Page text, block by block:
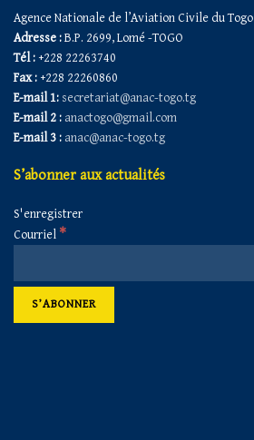
Agence Nationale de l’Aviation Civile du Togo
Adresse :B.P. 2699, Lomé -TOGO
Tél : +228 22263740
Fax : +228 22260860
E-mail 1: secretariat@anac-togo.tg
E-mail 2 : anactogo@gmail.com
E-mail 3 : anac@anac-togo.tg
S’abonner aux actualités
S'enregistrer
Courriel*